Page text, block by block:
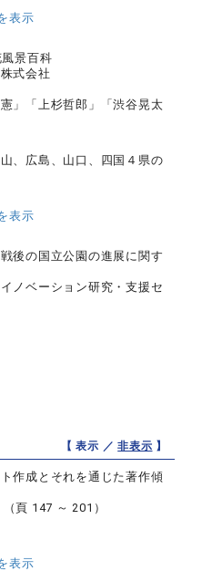
表示
景百科
式会社
」「上杉哲郎」「渋谷晃太
、広島、山口、四国４県の
表示
後の国立公園の進展に関す
ノベーション研究・支援セ
【 表示 ／非表示 】
作成とそれを通じた著作傾
頁 147 ～ 201）
表示